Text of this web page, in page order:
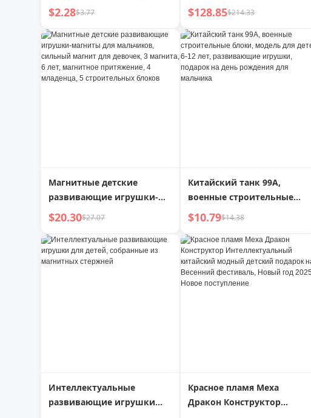
интерактивная магическая
игрушка, магический
реквизит
$2.28$3.77
секретной фортепианной
комнате
$128.85$214.33
Магнитные детские
развивающие игрушки-
магниты для мальчиков,
сильный магнит для
девочек, 3 магнита, 6 лет,
магнитное притяжение, 4
$20.30$27.07
Китайский танк 99А,
военные строительные
блоки, модель для детей 6-
12 лет, развивающие
игрушки, подарок на день
рождения для мальчика
$10.79$14.38
Интеллектуальные
развивающие игрушки
Красное пламя Меха
Дракон Конструктор